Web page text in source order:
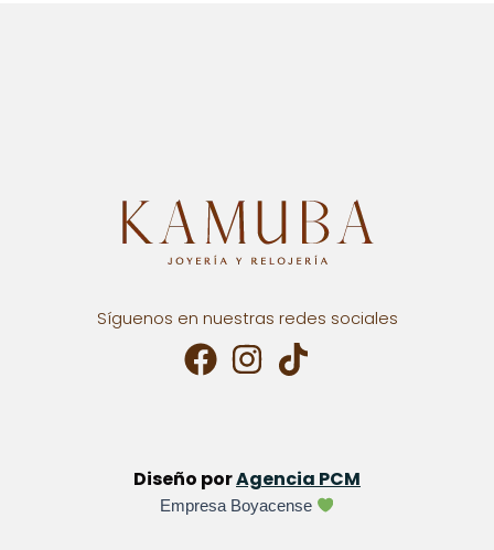
Síguenos en nuestras redes sociales
Diseño porAgencia PCM
Empresa Boyacense